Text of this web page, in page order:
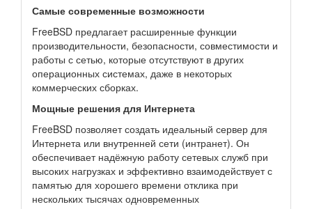
Самые современные возможности
FreeBSD предлагает расширенные функции
производительности, безопасности, совместимости и
работы с сетью, которые отсутствуют в других
операционных системах, даже в некоторых
коммерческих сборках.
Мощные решения для Интернета
FreeBSD позволяет создать идеальный сервер для
Интернета или внутренней сети (интранет). Он
обеспечивает надёжную работу сетевых служб при
высоких нагрузках и эффективно взаимодействует с
памятью для хорошего времени отклика при
нескольких тысячах одновременных